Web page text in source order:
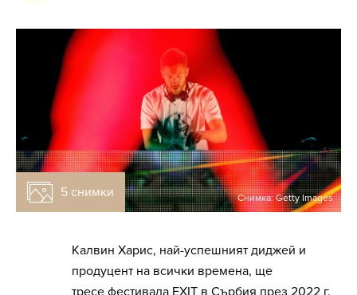
5 снимки Снимка: Getty Images
Калвин Харис, най-успешният диджей и
продуцент на всички времена, ще
тресе фестивала EXIT в Сърбия през 2022 г.